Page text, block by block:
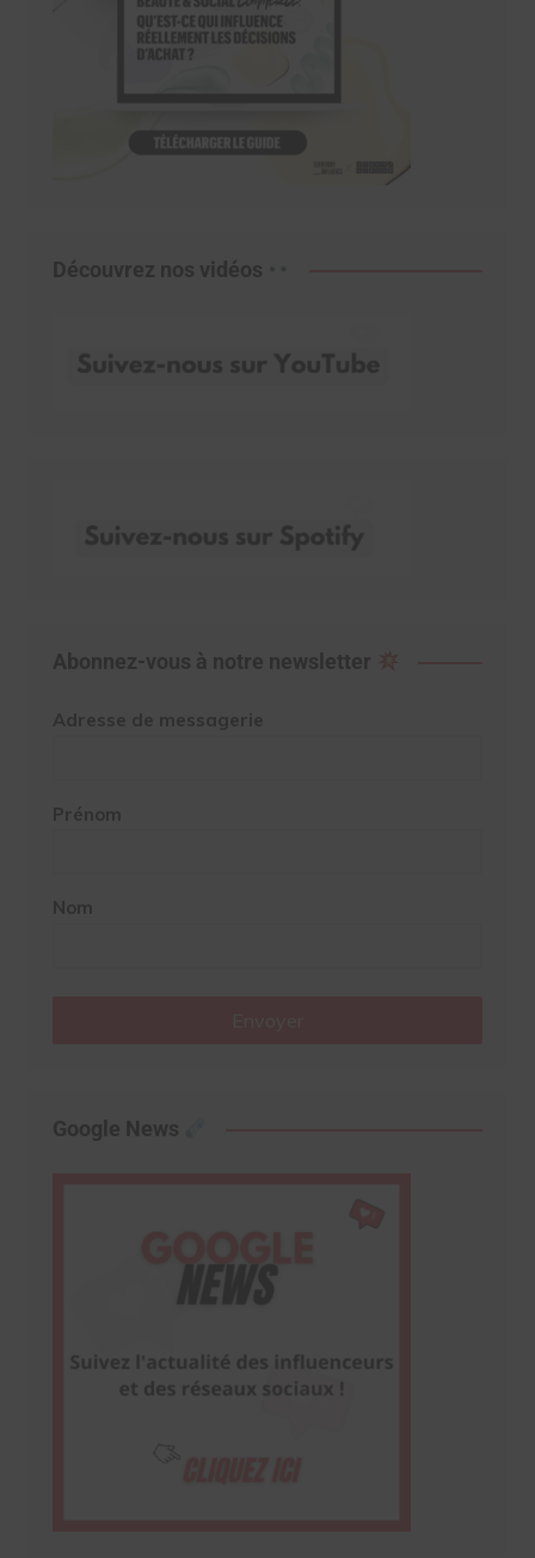
Découvrez nos vidéos
Abonnez-vous à notre newsletter
Adresse de messagerie
Prénom
Nom
Google News